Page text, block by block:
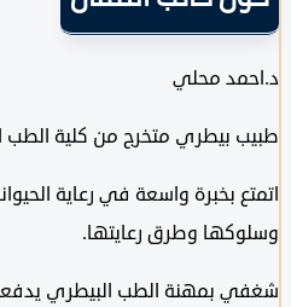
محلي
بيطري متخرج من كلية الطب
بخبرة واسعة في رعاية الحيوانات
وطرق رعايتها.
بمهنة الطب البيطري يدفعني